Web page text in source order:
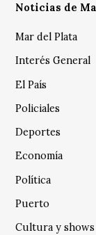
Noticias de
Mar del Plata
Interés General
El País
Policiales
Deportes
Economía
Política
Puerto
Cultura y shows